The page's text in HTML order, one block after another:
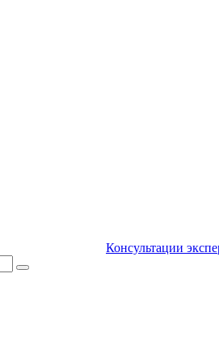
Консультации